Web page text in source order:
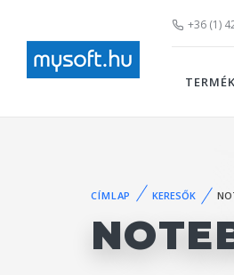
+36 (1)
CÍMLAP KERESŐK